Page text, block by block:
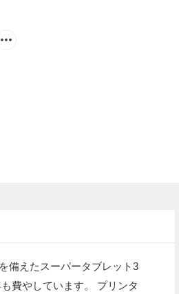
備えたスーパータブレット3
費やしています。 プリンタ